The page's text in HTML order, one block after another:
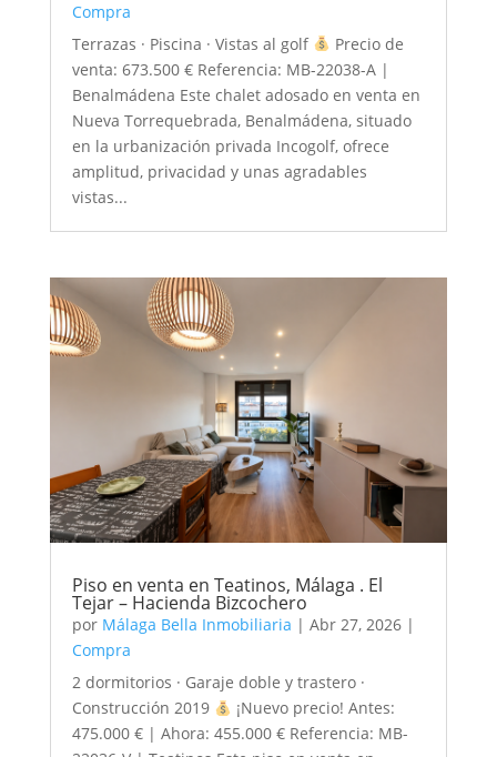
Compra
Terrazas · Piscina · Vistas al golf
Precio de
venta: 673.500 € Referencia: MB-22038-A |
Benalmádena Este chalet adosado en venta en
Nueva Torrequebrada, Benalmádena, situado
en la urbanización privada Incogolf, ofrece
amplitud, privacidad y unas agradables
vistas...
Piso en venta en Teatinos, Málaga . El
Tejar – Hacienda Bizcochero
por Málaga Bella Inmobiliaria | Abr 27, 2026|
Compra
2 dormitorios · Garaje doble y trastero ·
Construcción 2019
¡Nuevo precio! Antes:
475.000 € | Ahora: 455.000 € Referencia: MB-